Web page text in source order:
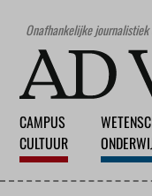
Onafhankelijke
CAMPUS
CULTUUR